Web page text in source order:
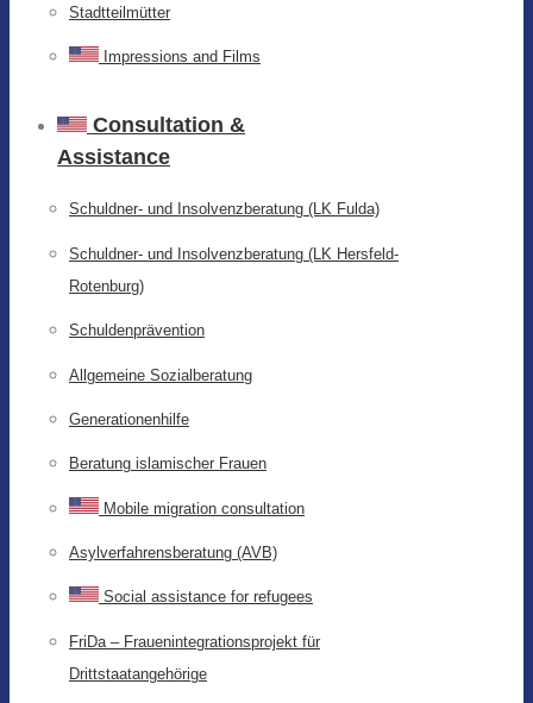
Stadtteilmütter
Impressions and Films
Consultation &
Assistance
Schuldner- und Insolvenzberatung (LK Fulda)
Schuldner- und Insolvenzberatung (LK Hersfeld-
Rotenburg)
Schuldenprävention
Allgemeine Sozialberatung
Generationenhilfe
Beratung islamischer Frauen
Mobile migration consultation
Asylverfahrensberatung (AVB)
Social assistance for refugees
FriDa – Frauenintegrationsprojekt für
Drittstaatangehörige